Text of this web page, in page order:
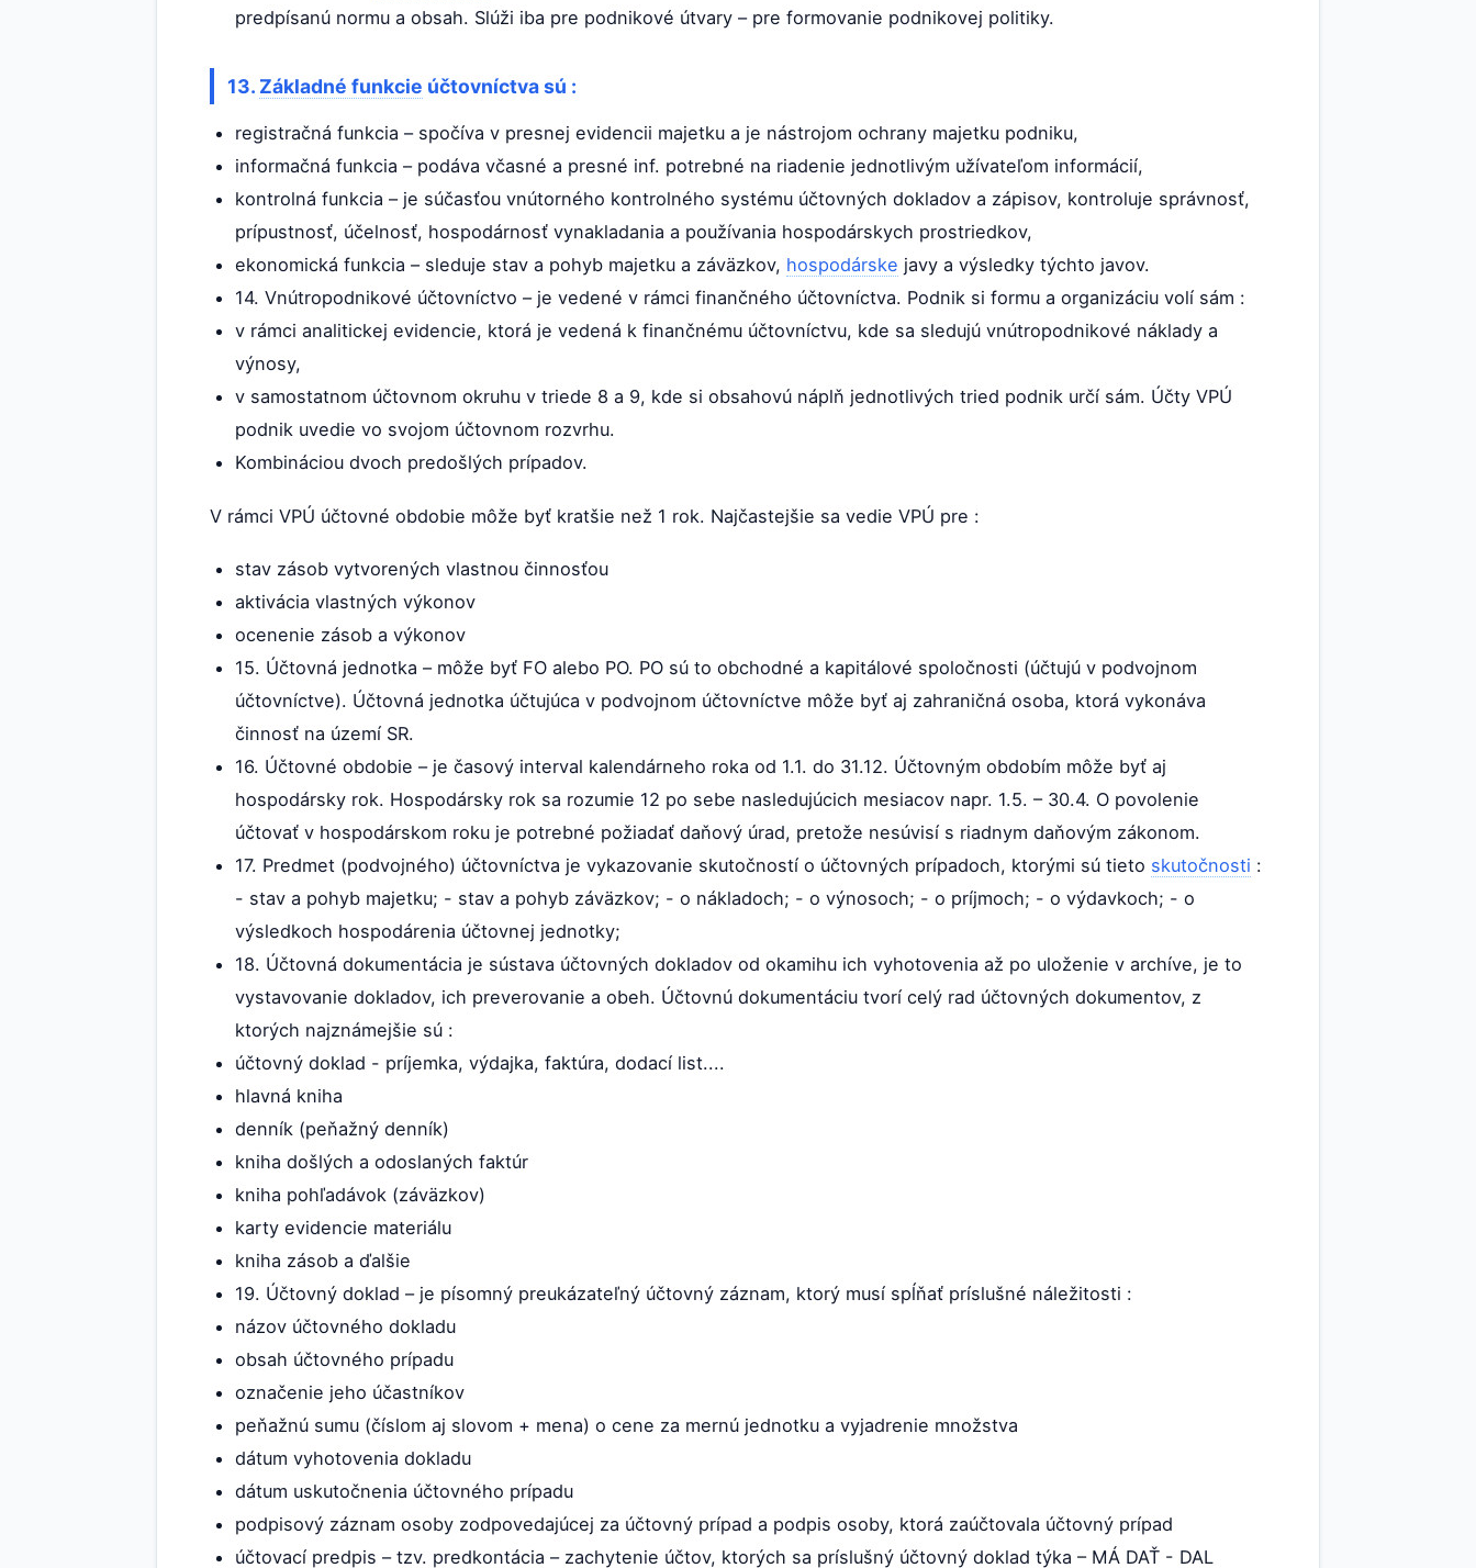
predpísanú normu a obsah. Slúži iba pre podnikové útvary – pre formovanie podnikovej politiky.
13. Základné funkcie účtovníctva sú :
registračná funkcia – spočíva v presnej evidencii majetku a je nástrojom ochrany majetku podniku,
informačná funkcia – podáva včasné a presné inf. potrebné na riadenie jednotlivým užívateľom informácií,
kontrolná funkcia – je súčasťou vnútorného kontrolného systému účtovných dokladov a zápisov, kontroluje správnosť,
prípustnosť, účelnosť, hospodárnosť vynakladania a používania hospodárskych prostriedkov,
ekonomická funkcia – sleduje stav a pohyb majetku a záväzkov, hospodárske javy a výsledky týchto javov.
14. Vnútropodnikové účtovníctvo – je vedené v rámci finančného účtovníctva. Podnik si formu a organizáciu volí sám :
v rámci analitickej evidencie, ktorá je vedená k finančnému účtovníctvu, kde sa sledujú vnútropodnikové náklady a
výnosy,
v samostatnom účtovnom okruhu v triede 8 a 9, kde si obsahovú náplň jednotlivých tried podnik určí sám. Účty VPÚ
podnik uvedie vo svojom účtovnom rozvrhu.
Kombináciou dvoch predošlých prípadov.
V rámci VPÚ účtovné obdobie môže byť kratšie než 1 rok. Najčastejšie sa vedie VPÚ pre :
stav zásob vytvorených vlastnou činnosťou
aktivácia vlastných výkonov
ocenenie zásob a výkonov
15. Účtovná jednotka – môže byť FO alebo PO. PO sú to obchodné a kapitálové spoločnosti (účtujú v podvojnom
účtovníctve). Účtovná jednotka účtujúca v podvojnom účtovníctve môže byť aj zahraničná osoba, ktorá vykonáva
činnosť na území SR.
16. Účtovné obdobie – je časový interval kalendárneho roka od 1.1. do 31.12. Účtovným obdobím môže byť aj
hospodársky rok. Hospodársky rok sa rozumie 12 po sebe nasledujúcich mesiacov napr. 1.5. – 30.4. O povolenie
účtovať v hospodárskom roku je potrebné požiadať daňový úrad, pretože nesúvisí s riadnym daňovým zákonom.
17. Predmet (podvojného) účtovníctva je vykazovanie skutočností o účtovných prípadoch, ktorými sú tieto skutočnosti :
- stav a pohyb majetku; - stav a pohyb záväzkov; - o nákladoch; - o výnosoch; - o príjmoch; - o výdavkoch; - o
výsledkoch hospodárenia účtovnej jednotky;
18. Účtovná dokumentácia je sústava účtovných dokladov od okamihu ich vyhotovenia až po uloženie v archíve, je to
vystavovanie dokladov, ich preverovanie a obeh. Účtovnú dokumentáciu tvorí celý rad účtovných dokumentov, z
ktorých najznámejšie sú :
účtovný doklad - príjemka, výdajka, faktúra, dodací list....
hlavná kniha
denník (peňažný denník)
kniha došlých a odoslaných faktúr
kniha pohľadávok (záväzkov)
karty evidencie materiálu
kniha zásob a ďalšie
19. Účtovný doklad – je písomný preukázateľný účtovný záznam, ktorý musí spĺňať príslušné náležitosti :
názov účtovného dokladu
obsah účtovného prípadu
označenie jeho účastníkov
peňažnú sumu (číslom aj slovom + mena) o cene za mernú jednotku a vyjadrenie množstva
dátum vyhotovenia dokladu
dátum uskutočnenia účtovného prípadu
podpisový záznam osoby zodpovedajúcej za účtovný prípad a podpis osoby, ktorá zaúčtovala účtovný prípad
účtovací predpis – tzv. predkontácia – zachytenie účtov, ktorých sa príslušný účtovný doklad týka – MÁ DAŤ - DAL